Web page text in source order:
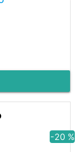
-20 %